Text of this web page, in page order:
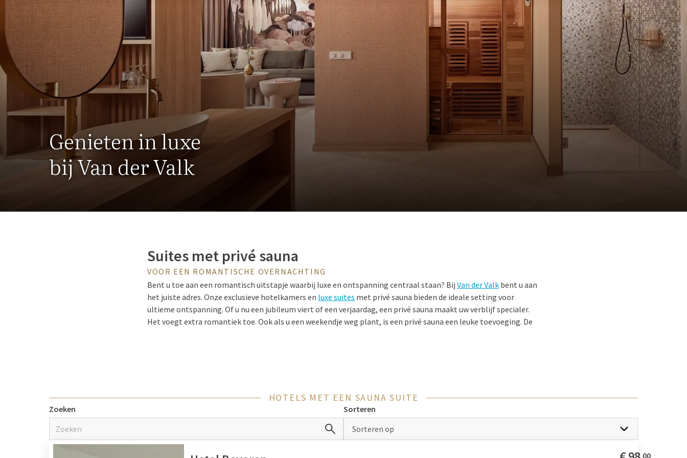
Genieten in luxe
bij Van der Valk
Suites met privé sauna
VOOR EEN ROMANTISCHE OVERNACHTING
Bent u toe aan een romantisch uitstapje waarbij luxe en ontspanning centraal staan? Bij Van der Valk bent u aan
het juiste adres. Onze exclusieve hotelkamers en luxe suites met privé sauna bieden de ideale setting voor
ultieme ontspanning. Of u nu een jubileum viert of een verjaardag, een privé sauna maakt uw verblijf specialer.
Het voegt extra romantiek toe. Ook als u een weekendje weg plant, is een privé sauna een leuke toevoeging. De
Waarom kiezen voor een gewone overnachting? U kunt ook genieten van een unieke ervaring in een hotelkamer
met een privé sauna. Een verblijf bij Van der Valk betekent meer dan alleen een nachtje weg.
Begin uw dag met een bezoek aan uw eigen sauna. Hier kunt u lichaam en geest helemaal tot rust laten komen.
Na deze ontspannende ervaring kunt u genieten van onze luxe voorzieningen, zoals een kingsize bed, een
HOTELS MET EEN SAUNA SUITE
Zoeken
Sorteren
Sorteren op
00